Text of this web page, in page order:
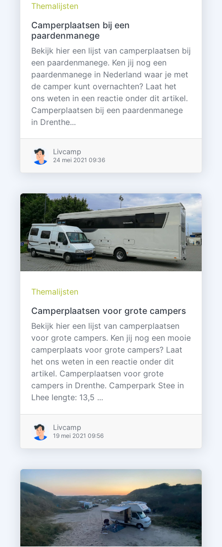
Themalijsten
Camperplaatsen bij een
paardenmanege
Bekijk hier een lijst van camperplaatsen bij
een paardenmanege. Ken jij nog een
paardenmanege in Nederland waar je met
de camper kunt overnachten? Laat het
ons weten in een reactie onder dit artikel.
Camperplaatsen bij een paardenmanege
in Drenthe...
Livcamp
24 mei 2021 09:36
Themalijsten
Camperplaatsen voor grote campers
Bekijk hier een lijst van camperplaatsen
voor grote campers. Ken jij nog een mooie
camperplaats voor grote campers? Laat
het ons weten in een reactie onder dit
artikel. Camperplaatsen voor grote
campers in Drenthe. Camperpark Stee in
Lhee lengte: 13,5 ...
Livcamp
19 mei 2021 09:56